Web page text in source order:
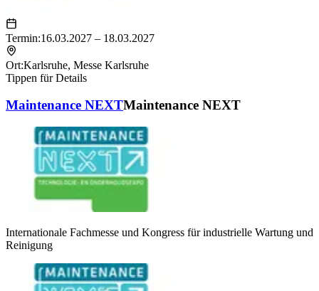
Termin:16.03.2027 – 18.03.2027
Ort:Karlsruhe, Messe Karlsruhe
Tippen für Details
Maintenance NEXTMaintenance NEXT
Internationale Fachmesse und Kongress für industrielle Wartung und
Reinigung